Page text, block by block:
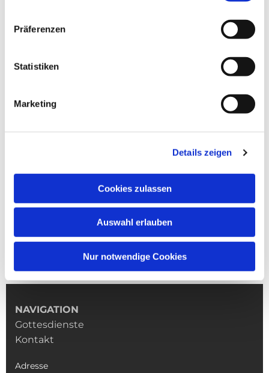
Präferenzen
Statistiken
Marketing
Details zeigen
Cookies zulassen
Auswahl erlauben
Nur notwendige Cookies
NAVIGATION
Gottesdienste
Kontakt
Adresse